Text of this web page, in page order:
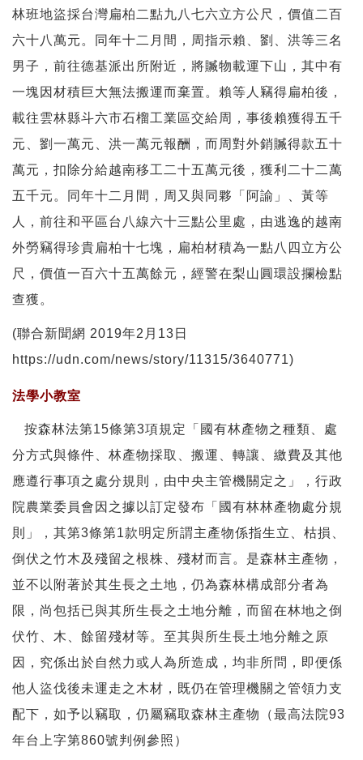
林班地盜採台灣扁柏二點九八七六立方公尺，價值二百
六十八萬元。同年十二月間，周指示賴、劉、洪等三名
男子，前往德基派出所附近，將贓物載運下山，其中有
一塊因材積巨大無法搬運而棄置。賴等人竊得扁柏後，
載往雲林縣斗六市石榴工業區交給周，事後賴獲得五千
元、劉一萬元、洪一萬元報酬，而周對外銷贓得款五十
萬元，扣除分給越南移工二十五萬元後，獲利二十二萬
五千元。同年十二月間，周又與同夥「阿諭」、黃等
人，前往和平區台八線六十三點公里處，由逃逸的越南
外勞竊得珍貴扁柏十七塊，扁柏材積為一點八四立方公
尺，價值一百六十五萬餘元，經警在梨山圓環設攔檢點
查獲。
(聯合新聞網 2019年2月13日
https://udn.com/news/story/11315/3640771)
法學小教室
按森林法第15條第3項規定「國有林產物之種類、處
分方式與條件、林產物採取、搬運、轉讓、繳費及其他
應遵行事項之處分規則，由中央主管機關定之」，行政
院農業委員會因之據以訂定發布「國有林林產物處分規
則」，其第3條第1款明定所謂主產物係指生立、枯損、
倒伏之竹木及殘留之根株、殘材而言。是森林主產物，
並不以附著於其生長之土地，仍為森林構成部分者為
限，尚包括已與其所生長之土地分離，而留在林地之倒
伏竹、木、餘留殘材等。至其與所生長土地分離之原
因，究係出於自然力或人為所造成，均非所問，即便係
他人盜伐後未運走之木材，既仍在管理機關之管領力支
配下，如予以竊取，仍屬竊取森林主產物（最高法院93
年台上字第860號判例參照）